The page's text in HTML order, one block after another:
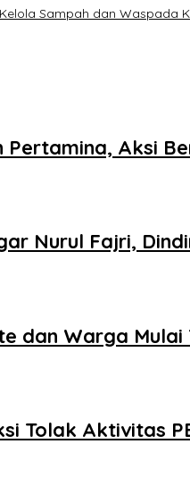
Sampah dan Waspada
Pertamina, Aksi
Nurul Fajri,
dan Warga
Tolak Aktivitas